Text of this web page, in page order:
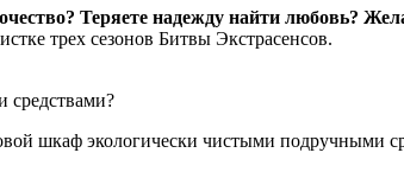
Теряете надежду найти любовь?
трех сезонов Битвы Экстрасенсов.
средствами?
шкаф экологически чистыми подручными